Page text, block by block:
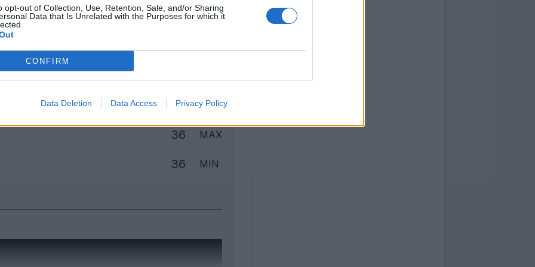
opt-out of Collection, Use, Retention, Sale, and/or Sharing
Data that Is Unrelated with the Purposes for which it
CONFIRM
Data Deletion Data Access Privacy Policy
Classic Mantra
36 MAX
36 MIN